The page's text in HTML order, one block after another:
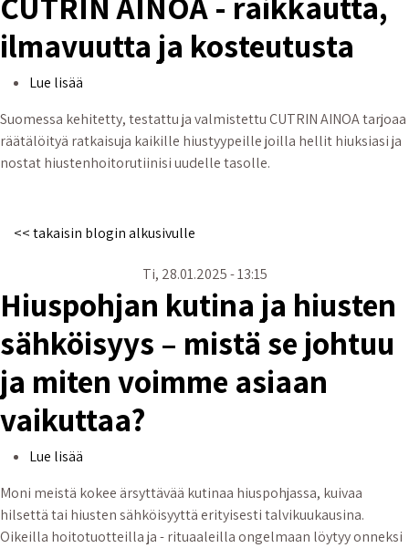
ilmavuutta ja kosteutusta
Lue lisää
Suomessa kehitetty, testattu ja valmistettu CUTRIN AINOA tarjoaa
räätälöityä ratkaisuja kaikille hiustyypeille joilla hellit hiuksiasi ja
nostat hiustenhoitorutiinisi uudelle tasolle.
<< takaisin blogin alkusivulle
Ti, 28.01.2025 - 13:15
Hiuspohjan kutina ja hiusten
sähköisyys – mistä se johtuu
ja miten voimme asiaan
vaikuttaa?
Lue lisää
Moni meistä kokee ärsyttävää kutinaa hiuspohjassa, kuivaa
hilsettä tai hiusten sähköisyyttä erityisesti talvikuukausina.
Oikeilla hoitotuotteilla ja - rituaaleilla ongelmaan löytyy onneksi